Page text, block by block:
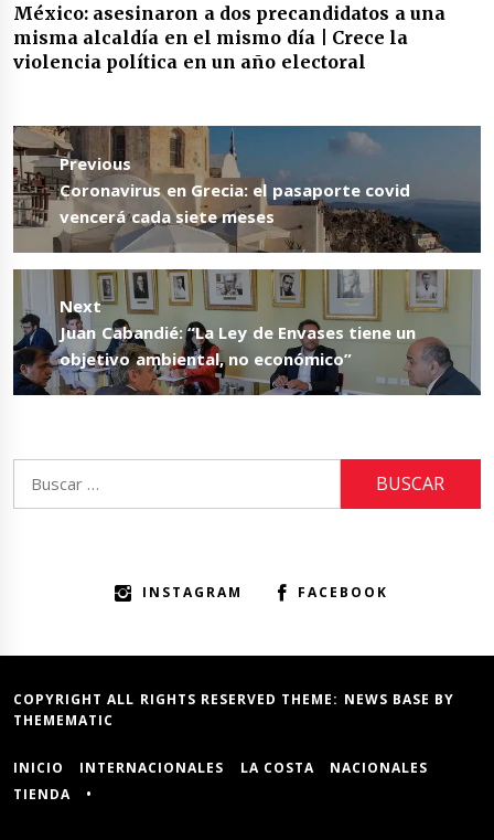
México: asesinaron a dos precandidatos a una
misma alcaldía en el mismo día | Crece la
violencia política en un año electoral
Navegación
de
entradas
Previous
Previous
post:
Coronavirus en Grecia: el pasaporte covid
vencerá cada siete meses
Next
Next
post:
Juan Cabandié: “La Ley de Envases tiene un
objetivo ambiental, no económico”
INSTAGRAM FACEBOOK
COPYRIGHT ALL RIGHTS RESERVED THEME: NEWS BASE BY
THEMEMATIC
INICIO INTERNACIONALES LA COSTA
NACIONALES
TIENDA
•